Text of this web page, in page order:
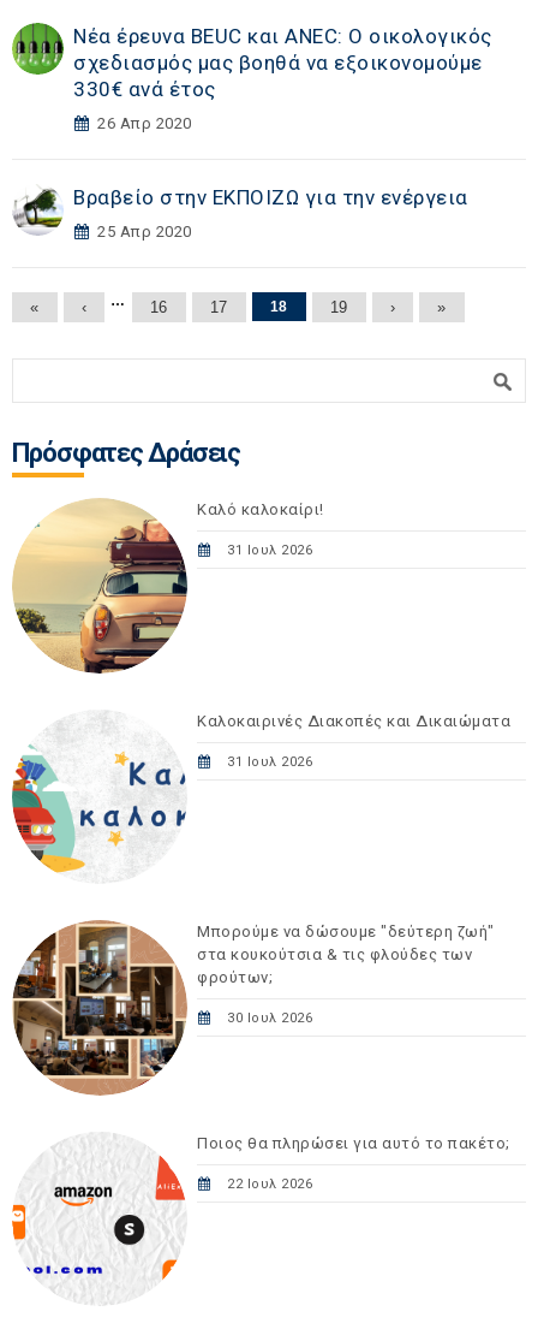
Νέα έρευνα BEUC και ANEC: Ο οικολογικός
σχεδιασμός μας βοηθά να εξοικονομούμε
330€ ανά έτος
26 Απρ 2020
Βραβείο στην ΕΚΠΟΙΖΩ για την ενέργεια
25 Απρ 2020
Σελίδες
« ‹ … 16 17 18 19 › »
Πρόσφατες Δράσεις
Καλό καλοκαίρι!
31 Ιουλ 2026
Καλοκαιρινές Διακοπές και Δικαιώματα
31 Ιουλ 2026
Μπορούμε να δώσουμε "δεύτερη ζωή"
στα κουκούτσια & τις φλούδες των
φρούτων;
30 Ιουλ 2026
Ποιος θα πληρώσει για αυτό το πακέτο;
22 Ιουλ 2026